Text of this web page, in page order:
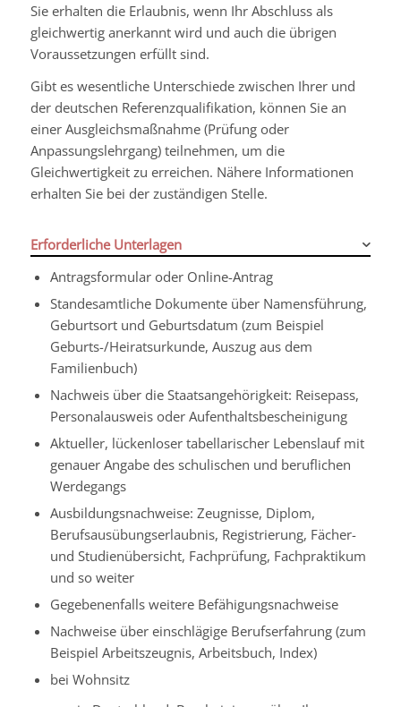
Sie erhalten die Erlaubnis, wenn Ihr Abschluss als
gleichwertig anerkannt wird und auch die übrigen
Voraussetzungen erfüllt sind.
Gibt es wesentliche Unterschiede zwischen Ihrer und
der deutschen Referenzqualifikation, können Sie an
einer Ausgleichsmaßnahme (Prüfung oder
Anpassungslehrgang) teilnehmen, um die
Gleichwertigkeit zu erreichen. Nähere Informationen
erhalten Sie bei der zuständigen Stelle.
Erforderliche Unterlagen
Antragsformular oder Online-Antrag
Standesamtliche Dokumente über Namensführung,
Geburtsort und Geburtsdatum (zum Beispiel
Geburts-/Heiratsurkunde, Auszug aus dem
Familienbuch)
Nachweis über die Staatsangehörigkeit: Reisepass,
Personalausweis oder Aufenthaltsbescheinigung
Aktueller, lückenloser tabellarischer Lebenslauf mit
genauer Angabe des schulischen und beruflichen
Werdegangs
Ausbildungsnachweise: Zeugnisse, Diplom,
Berufsausübungserlaubnis, Registrierung, Fächer-
und Studienübersicht, Fachprüfung, Fachpraktikum
und so weiter
Gegebenenfalls weitere Befähigungsnachweise
Nachweise über einschlägige Berufserfahrung (zum
Beispiel Arbeitszeugnis, Arbeitsbuch, Index)
bei Wohnsitz